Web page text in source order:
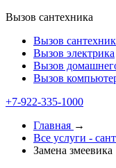
Вызов сантехника
Вызов
Вызов электрика
Вызов
Вызов
+7-922-335-1000
Главная →
Все услуги -
Замена змеевика